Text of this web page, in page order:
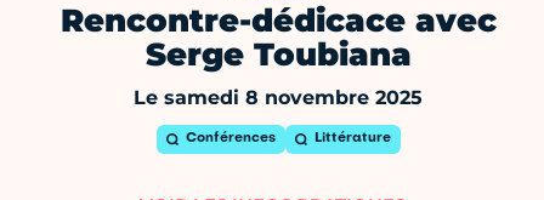
Rencontre-dédicace avec
Serge Toubiana
Le samedi 8 novembre 2025
Conférences Littérature